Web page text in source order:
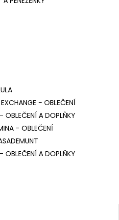
- OBLEČENÍ
OBLEČENÍ A DOPLŇKY
- OBLEČENÍ
OBLEČENÍ A DOPLŇKY
SHINY DÁMSKÁ LETNÍ
Kč